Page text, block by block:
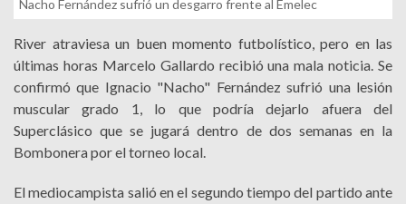
Nacho Fernández sufrió un desgarro frente al Emelec
River atraviesa un buen momento futbolístico, pero en las
últimas horas Marcelo Gallardo recibió una mala noticia. Se
confirmó que Ignacio "Nacho" Fernández sufrió una lesión
muscular grado 1, lo que podría dejarlo afuera del
Superclásico que se jugará dentro de dos semanas en la
Bombonera por el torneo local.
El mediocampista salió en el segundo tiempo del partido ante